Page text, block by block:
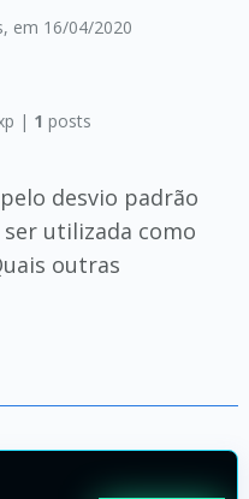
, em 16/04/2020
| 1 posts
desvio padrão
utilizada como
outras